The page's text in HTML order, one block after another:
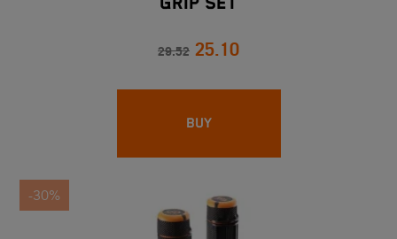
29.52 25.10
BUY
-30%